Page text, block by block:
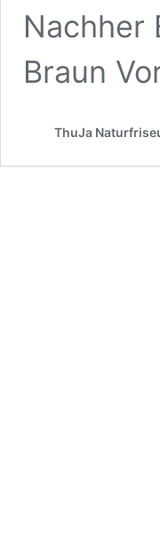
Nachher
Braun
ThuJa